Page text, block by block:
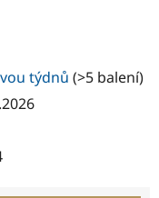
týdnů (>5 balení)